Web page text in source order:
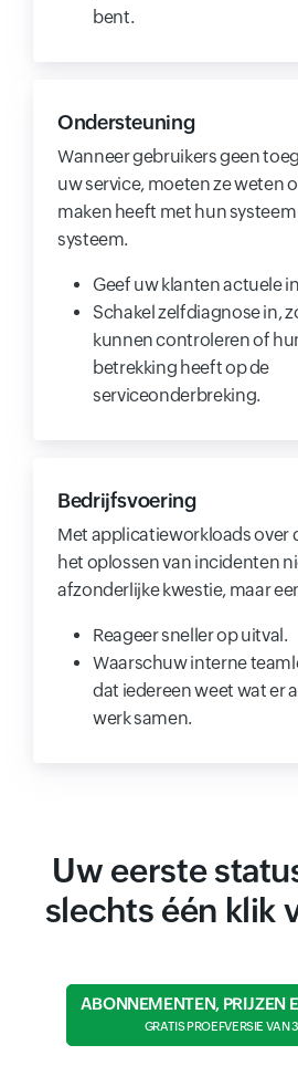
bent.
Ondersteuning
Wanneer gebruikers geen
uw service, moeten ze weten
maken heeft met hun
systeem.
Geef uw klanten actuele
Schakel zelfdiagnose in,
kunnen controleren of
betrekking heeft op de
serviceonderbreking.
Bedrijfsvoering
Met applicatieworkloads over
het oplossen van incidenten
afzonderlijke kwestie, maar
Reageer sneller op uitval.
Waarschuw interne
dat iedereen weet wat er
werk samen.
Uw eerste
slechts één klik
ABONNEMENTEN, PRIJZEN
GRATIS PROEFVERSIE VAN